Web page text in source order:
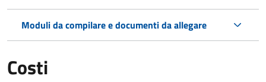
Moduli da compilare e documenti da allegare
Costi